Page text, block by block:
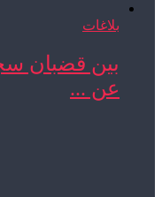
بلاغات
عن ...